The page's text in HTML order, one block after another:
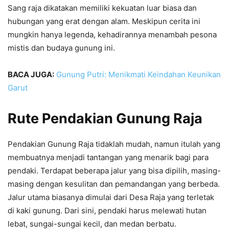
Sang raja dikatakan memiliki kekuatan luar biasa dan
hubungan yang erat dengan alam. Meskipun cerita ini
mungkin hanya legenda, kehadirannya menambah pesona
mistis dan budaya gunung ini.
BACA JUGA: Gunung Putri: Menikmati Keindahan Keunikan
Garut
Rute Pendakian Gunung Raja
Pendakian Gunung Raja tidaklah mudah, namun itulah yang
membuatnya menjadi tantangan yang menarik bagi para
pendaki. Terdapat beberapa jalur yang bisa dipilih, masing-
masing dengan kesulitan dan pemandangan yang berbeda.
Jalur utama biasanya dimulai dari Desa Raja yang terletak
di kaki gunung. Dari sini, pendaki harus melewati hutan
lebat, sungai-sungai kecil, dan medan berbatu.